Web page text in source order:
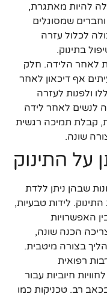
להיות מאתגרת,
שמסוגלים
לכלול עזרה
בתינוק.
לאחר הלידה. חלק
אף דיכאון לאחר
ולפנות לעזרה
לנשים לאחר לידה
קבלת תמיכה רגשית
שונה.
על התינוק
שבהן ניתן ללדת
לידות טבעיות,
האפשרויות
הכנה שונה,
בצורה מיטבית.
רפואית
חיוביות עבור
רב. טכניקות כמו